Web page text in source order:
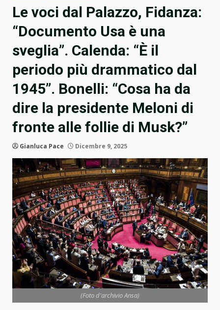
Le voci dal Palazzo, Fidanza:
“Documento Usa è una
sveglia”. Calenda: “È il
periodo più drammatico dal
1945”. Bonelli: “Cosa ha da
dire la presidente Meloni di
fronte alle follie di Musk?”
Gianluca Pace Dicembre 9, 2025
(Foto d'archivio Ansa)